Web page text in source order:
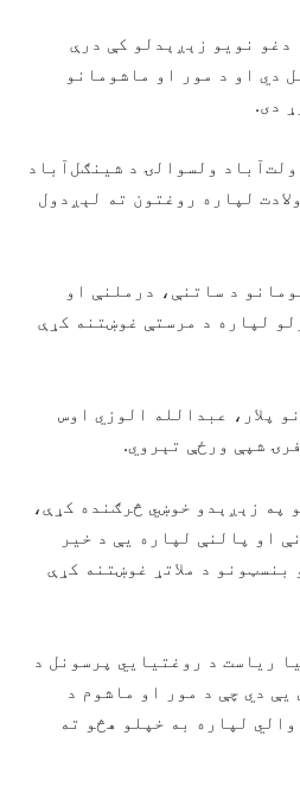
دغو نویو زېږېدلو کې درې
دي او د مور او ماشومانو
دی.
ولسوالۍ د شینګل‌آباد
لپاره روغتون ته لېږدول
د ساتنې، درملنې او
لپاره د مرستې غوښتنه کړې
پلار، عبدالله الوزي اوس
شپې ورځې تېروي.
په زېږېدو خوښي څرګنده کړې،
او پالنې لپاره یې د خیر
د ملاتړ غوښتنه کړې
ریاست د روغتیايي پرسونل د
دي چې د مور او ماشوم د
لپاره به خپلو هڅو ته